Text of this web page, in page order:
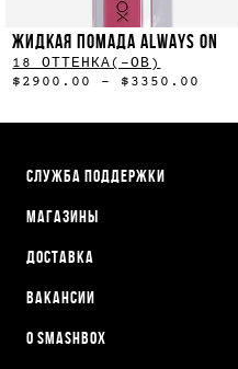
ЖИДКАЯ ПОМАДА ALWAYS ON
18 ОТТЕНКА(-ОВ)
$2900.00 - $3350.00
СЛУЖБА ПОДДЕРЖКИ
МАГАЗИНЫ
ДОСТАВКА
ВАКАНСИИ
О SMASHBOX